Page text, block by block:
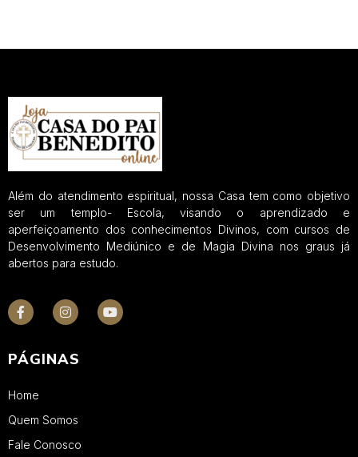
Além do atendimento espiritual, nossa Casa tem como objetivo
ser um templo- Escola, visando o aprendizado e
aperfeiçoamento dos conhecimentos Divinos, com cursos de
Desenvolvimento Mediúnico e de Magia Divina nos graus já
abertos para estudo.
PÁGINAS
Home
Quem Somos
Fale Conosco